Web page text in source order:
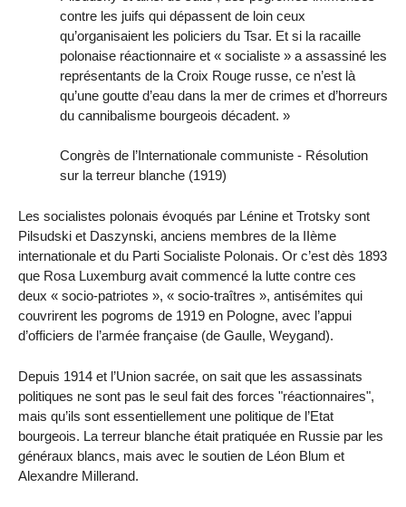
contre les juifs qui dépassent de loin ceux
qu’organisaient les policiers du Tsar. Et si la racaille
polonaise réactionnaire et « socialiste » a assassiné les
représentants de la Croix Rouge russe, ce n’est là
qu’une goutte d’eau dans la mer de crimes et d’horreurs
du cannibalisme bourgeois décadent. »
Congrès de l’Internationale communiste - Résolution
sur la terreur blanche (1919)
Les socialistes polonais évoqués par Lénine et Trotsky sont
Pilsudski et Daszynski, anciens membres de la IIème
internationale et du Parti Socialiste Polonais. Or c’est dès 1893
que Rosa Luxemburg avait commencé la lutte contre ces
deux « socio-patriotes », « socio-traîtres », antisémites qui
couvrirent les pogroms de 1919 en Pologne, avec l’appui
d’officiers de l’armée française (de Gaulle, Weygand).
Depuis 1914 et l’Union sacrée, on sait que les assassinats
politiques ne sont pas le seul fait des forces "réactionnaires",
mais qu’ils sont essentiellement une politique de l’Etat
bourgeois. La terreur blanche était pratiquée en Russie par les
généraux blancs, mais avec le soutien de Léon Blum et
Alexandre Millerand.